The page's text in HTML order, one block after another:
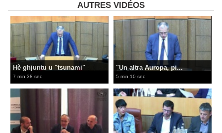
AUTRES VIDÉOS
Hè ghjuntu u "tsunami"
7 min 38 sec
"Un altra Auropa, pi...
5 min 10 sec